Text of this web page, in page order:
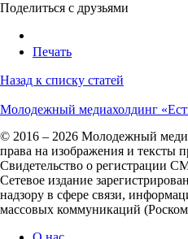
Поделиться с друзьями
Печать
Назад к списку статей
Молодежный медиахолдинг
© 2016 – 2026 Молодежный
права на изображения и тексты
Свидетельство о
Сетевое издание
надзору в сфере связи,
массовых коммуникаций